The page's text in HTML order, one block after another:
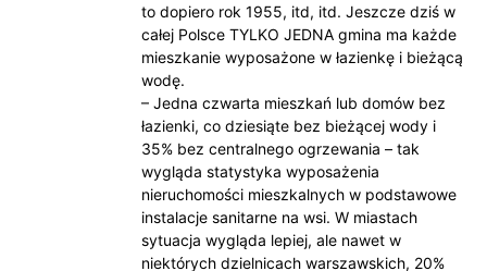
to dopiero rok 1955, itd, itd. Jeszcze dziś w
całej Polsce TYLKO JEDNA gmina ma każde
mieszkanie wyposażone w łazienkę i bieżącą
wodę.
– Jedna czwarta mieszkań lub domów bez
łazienki, co dziesiąte bez bieżącej wody i
35% bez centralnego ogrzewania – tak
wygląda statystyka wyposażenia
nieruchomości mieszkalnych w podstawowe
instalacje sanitarne na wsi. W miastach
sytuacja wygląda lepiej, ale nawet w
niektórych dzielnicach warszawskich, 20%